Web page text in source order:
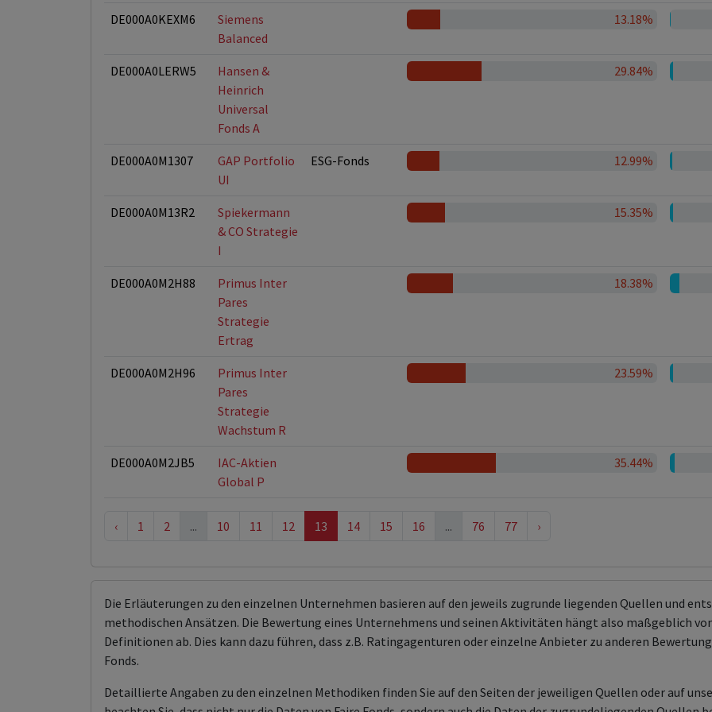
DE000A0KEXM6
Siemens
Balanced
13.18%
DE000A0LERW5
Hansen &
Heinrich
Universal
Fonds A
29.84%
DE000A0M1307
GAP Portfolio
UI
ESG-Fonds 12.99%
DE000A0M13R2
Spiekermann
& CO Strategie
I
15.35%
DE000A0M2H88
Primus Inter
Pares
Strategie
Ertrag
18.38%
DE000A0M2H96
Primus Inter
Pares
Strategie
Wachstum R
23.59%
DE000A0M2JB5
IAC-Aktien
Global P
35.44%
‹ 1 2 ... 10 11 12 13 14 15 16 ... 76 77 ›
Die Erläuterungen zu den einzelnen Unternehmen basieren auf den jeweils zugrunde liegenden Quellen und
methodischen Ansätzen. Die Bewertung eines Unternehmens und seinen Aktivitäten hängt also maßgeblich
Definitionen ab. Dies kann dazu führen, dass z.B. Ratingagenturen oder einzelne Anbieter zu anderen
Fonds.
Detaillierte Angaben zu den einzelnen Methodiken finden Sie auf den Seiten der jeweiligen Quellen oder auf